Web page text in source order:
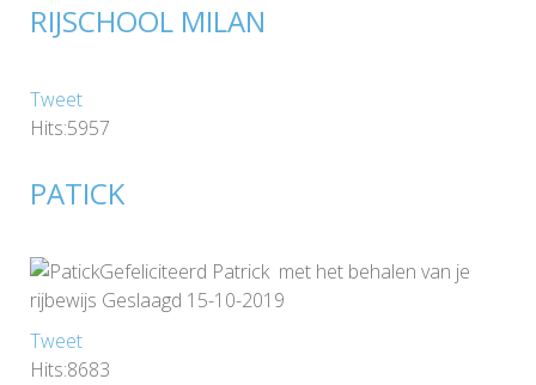
RIJSCHOOL MILAN
Tweet
Hits:5957
PATICK
Gefeliciteerd Patrick met het behalen van je
rijbewijs Geslaagd 15-10-2019
Tweet
Hits:8683